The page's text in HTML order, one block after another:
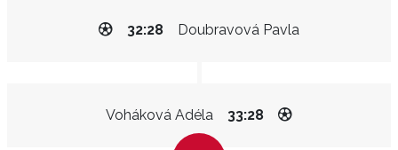
Doubravová Pavla
32:28
Voháková Adéla 33:28